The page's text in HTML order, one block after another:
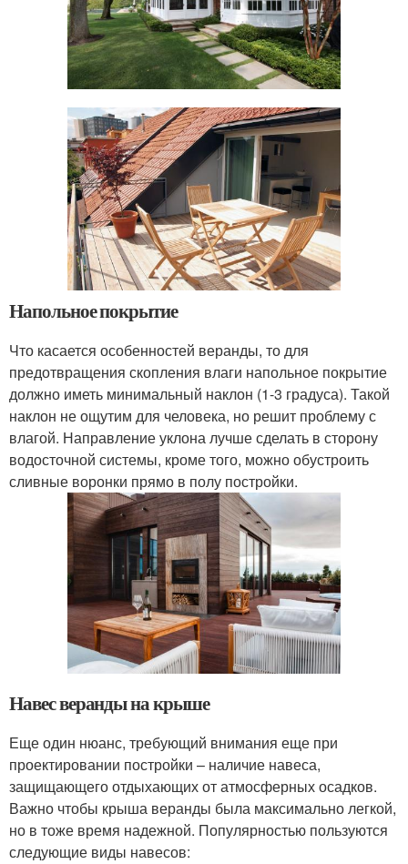
Напольное покрытие
Что касается особенностей веранды, то для
предотвращения скопления влаги напольное покрытие
должно иметь минимальный наклон (1-3 градуса). Такой
наклон не ощутим для человека, но решит проблему с
влагой. Направление уклона лучше сделать в сторону
водосточной системы, кроме того, можно обустроить
сливные воронки прямо в полу постройки.
Навес веранды на крыше
Еще один нюанс, требующий внимания еще при
проектировании постройки – наличие навеса,
защищающего отдыхающих от атмосферных осадков.
Важно чтобы крыша веранды была максимально легкой,
но в тоже время надежной. Популярностью пользуются
следующие виды навесов: